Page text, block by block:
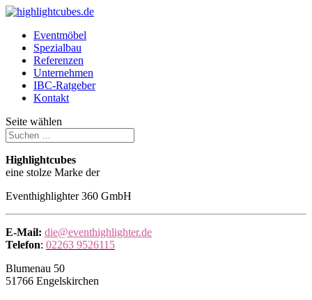
Eventmöbel
Spezialbau
Referenzen
Unternehmen
IBC-Ratgeber
Kontakt
Seite wählen
Highlightcubes
eine stolze Marke der
Eventhighlighter 360 GmbH
E-Mail: die@eventhighlighter.de
Telefon: 02263 9526115
Blumenau 50
51766 Engelskirchen